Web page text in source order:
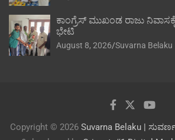
ಕಾಂಗ್ರೆಸ್ ಮುಖಂಡ ರಾಜು
ಭೇಟಿ
August 8, 2026 Suvarna Belaku
Copyright © 2026 Suvarna Belaku |